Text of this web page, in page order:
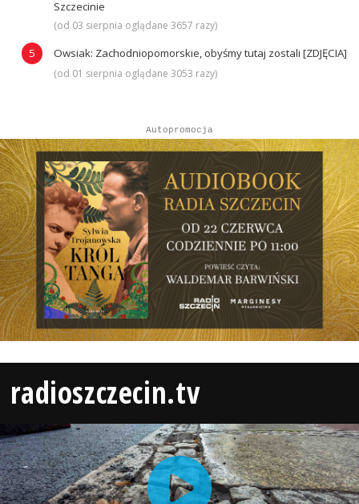
Szczecinie
(od 03 sierpnia oglądane 3657 razy)
Owsiak: Zachodniopomorskie, obyśmy tutaj zostali [ZDJĘCIA]
(od 01 sierpnia oglądane 3053 razy)
Autopromocja
radioszczecin.tv